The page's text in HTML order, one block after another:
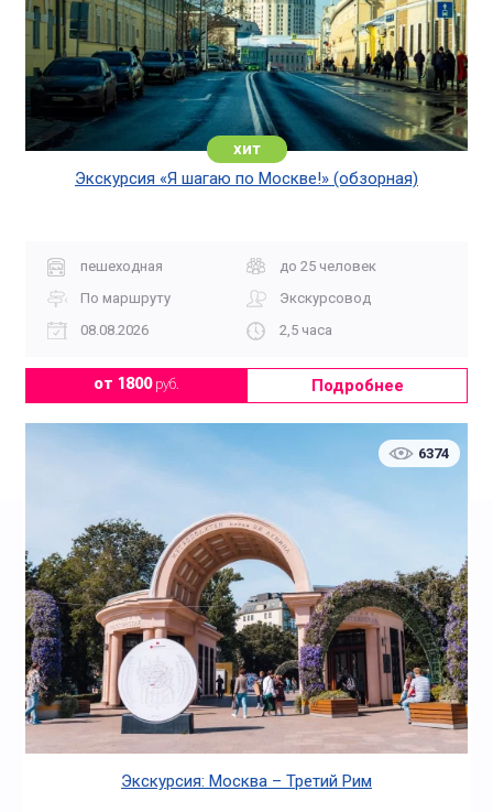
хит
Экскурсия «Я шагаю по Москве!» (обзорная)
пешеходная
до 25 человек
По маршруту
Экскурсовод
08.08.2026
2,5 часа
от 1800руб. Подробнее
6374
Экскурсия: Москва – Третий Рим